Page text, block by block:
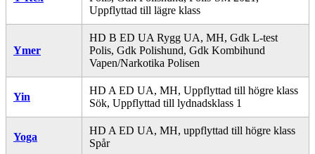
Uppflyttad till lägre klass
Ymer
HD B ED UA Rygg UA, MH, Gdk L-test
Polis, Gdk Polishund, Gdk Kombihund
Vapen/Narkotika Polisen
Yin
HD A ED UA, MH, Uppflyttad till högre klass
Sök, Uppflyttad till lydnadsklass 1
Yoga
HD A ED UA, MH, uppflyttad till högre klass
Spår